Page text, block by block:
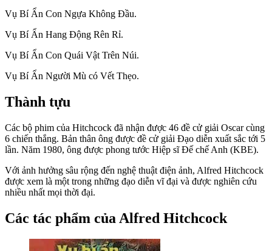
Vụ Bí Ẩn Con Ngựa Không Đầu.
Vụ Bí Ẩn Hang Động Rên Rỉ.
Vụ Bí Ẩn Con Quái Vật Trên Núi.
Vụ Bí Ẩn Người Mù có Vết Thẹo.
Thành tựu
Các bộ phim của Hitchcock đã nhận được 46 đề cử giải Oscar cùng
6 chiến thắng. Bản thân ông được đề cử giải Đạo diễn xuất sắc tới 5
lần. Năm 1980, ông được phong tước Hiệp sĩ Đế chế Anh (KBE).
Với ảnh hưởng sâu rộng đến nghệ thuật điện ảnh, Alfred Hitchcock
được xem là một trong những đạo diễn vĩ đại và được nghiên cứu
nhiều nhất mọi thời đại.
Các tác phẩm của Alfred Hitchcock